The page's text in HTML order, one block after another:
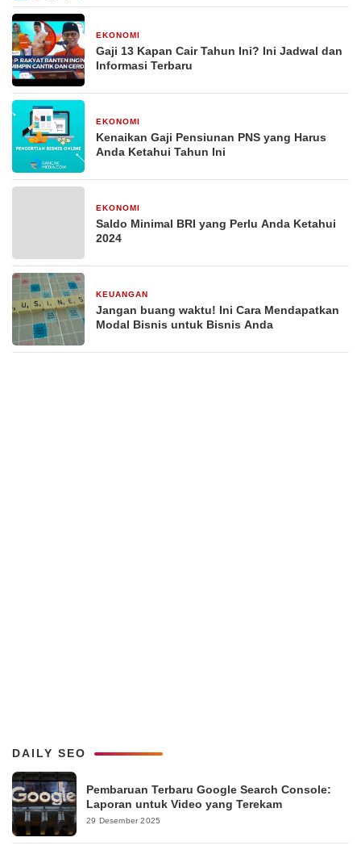
EKONOMI
Gaji 13 Kapan Cair Tahun Ini? Ini Jadwal dan
Informasi Terbaru
EKONOMI
Kenaikan Gaji Pensiunan PNS yang Harus
Anda Ketahui Tahun Ini
EKONOMI
Saldo Minimal BRI yang Perlu Anda Ketahui
2024
KEUANGAN
Jangan buang waktu! Ini Cara Mendapatkan
Modal Bisnis untuk Bisnis Anda
DAILY SEO
Pembaruan Terbaru Google Search Console:
Laporan untuk Video yang Terekam
29 Desember 2025